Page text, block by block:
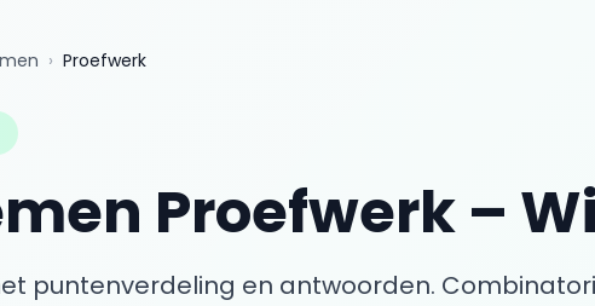
› Proefwerk
Proefwerk–
puntenverdeling en antwoorden.